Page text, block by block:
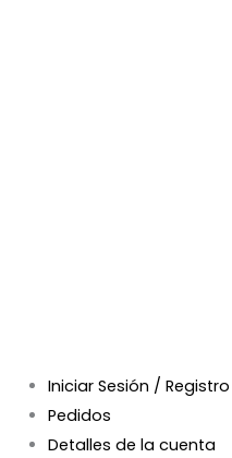
Iniciar Sesión / Registro
Pedidos
Detalles de la cuenta